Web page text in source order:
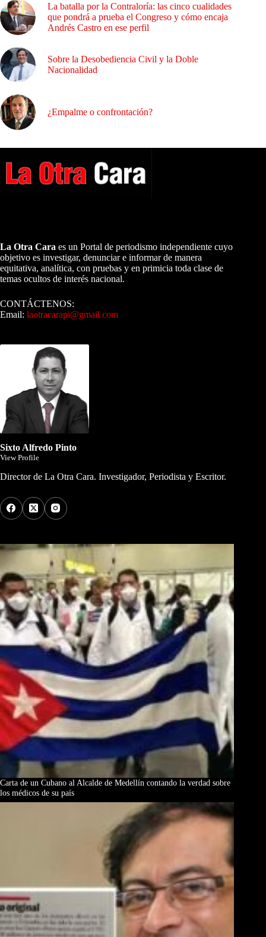
La batalla por la Contraloría: las cinco cualidades
que pondrá a prueba el Congreso y cómo encaja
Andrés Castro en ese perfil
Sobre la Desobediencia Civil y la Doble
Nacionalidad
¿Empalme o confrontación?
La Otra Cara es un Portal de periodismo independiente cuyo
objetivo es investigar, denunciar e informar de manera
equitativa, analítica, con pruebas y en primicia toda clase de
temas ocultos de interés nacional.
CONTÁCTENOS:
Email: laotracarapi@gmail.com
Sixto Alfredo Pinto
View Profile
Director de La Otra Cara. Investigador, Periodista y Escritor.
Carta de un Cubano al Alcalde de Medellín contando la verdad sobre
los médicos de su país